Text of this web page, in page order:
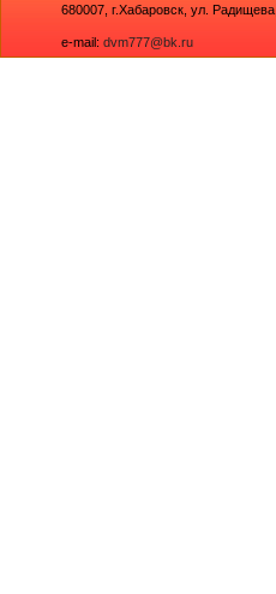
680007, г.Хабаровск, ул.
e-mail: dvm777@bk.ru